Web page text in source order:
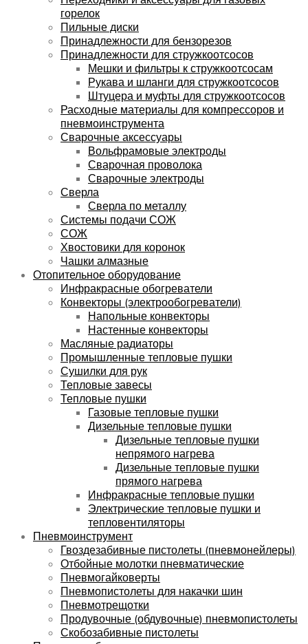
горелок
Пильные диски
Принадлежности для бензорезов
Принадлежности для стружкоотсосов
Мешки и фильтры к стружкоотсосам
Рукава и шланги для стружкоотсосов
Штуцера и муфты для стружкоотсосов
Расходные материалы для компрессоров и
пневмоинструмента
Сварочные аксессуары
Вольфрамовые электроды
Сварочная проволока
Сварочные электроды
Сверла
Сверла по металлу
Системы подачи СОЖ
СОЖ
Хвостовики для коронок
Чашки алмазные
Отопительное оборудование
Инфракрасные обогреватели
Конвекторы (электрообогреватели)
Напольные конвекторы
Настенные конвекторы
Масляные радиаторы
Промышленные тепловые пушки
Сушилки для рук
Тепловые завесы
Тепловые пушки
Газовые тепловые пушки
Дизельные тепловые пушки
Дизельные тепловые пушки
непрямого нагрева
Дизельные тепловые пушки
прямого нагрева
Инфракрасные тепловые пушки
Электрические тепловые пушки и
тепловентиляторы
Пневмоинструмент
Гвоздезабивные пистолеты (пневмонейлеры)
Отбойные молотки пневматические
Пневмогайковерты
Пневмопистолеты для накачки шин
Пневмотрещотки
Продувочные (обдувочные) пневмопистолеты
Скобозабивные пистолеты